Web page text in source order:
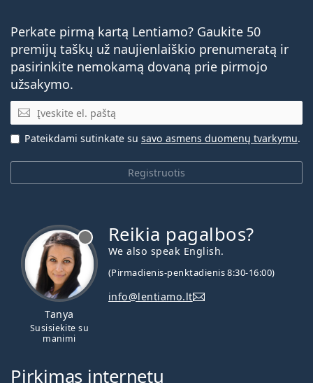
Perkate pirmą kartą Lentiamo? Gaukite 50
premijų taškų už naujienlaiškio prenumeratą ir
pasirinkite nemokamą dovaną prie pirmojo
užsakymo.
El. pašto adresas
Registruotis
Pateikdami sutinkate su savo asmens duomenų tvarkymu.
Tanya
Susisiekite su
manimi
Reikia pagalbos?
We also speak English.
(Pirmadienis-penktadienis 8:30-16:00)
info@lentiamo.lt
Pirkimas internetu